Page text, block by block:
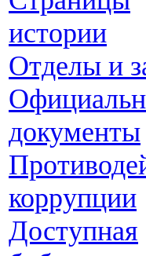
истории
Отделы и
документы
коррупции
Доступная